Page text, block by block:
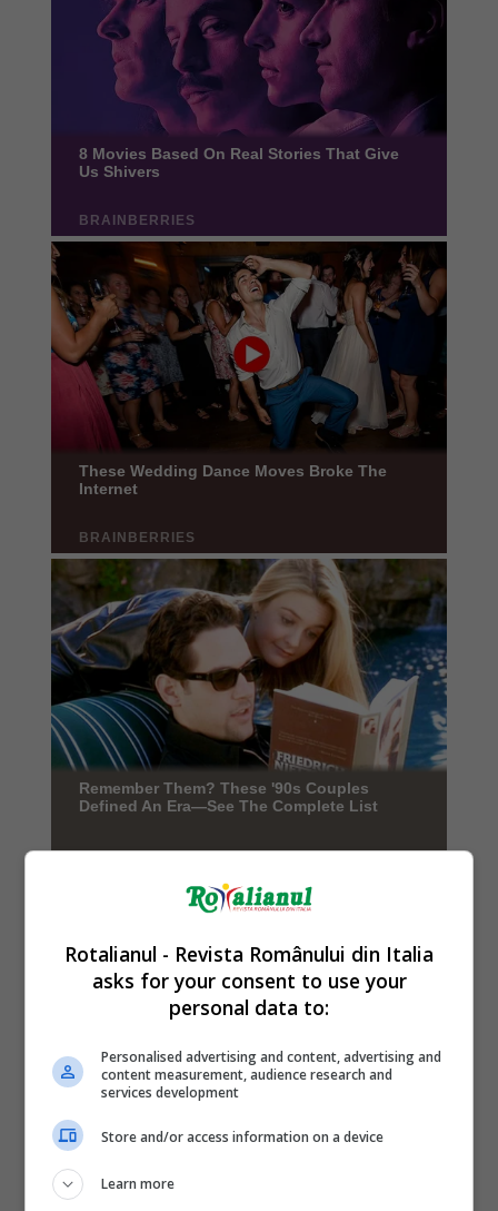
Rotalianul - Revista Românului din Italia
asks for your consent to use your
personal data to:
Personalised advertising and content, advertising and
content measurement, audience research and
services development
Store and/or access information on a device
Learn more